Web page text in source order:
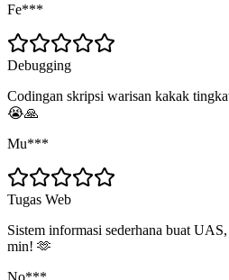
Fe***
Debugging
Codingan skripsi warisan kakak
😭🙏
Mu***
Tugas Web
Sistem informasi sederhana buat
min! 🫶